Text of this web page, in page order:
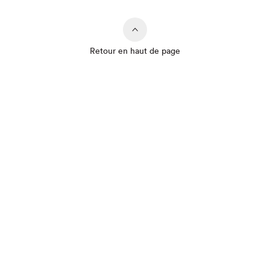
Retour en haut de page